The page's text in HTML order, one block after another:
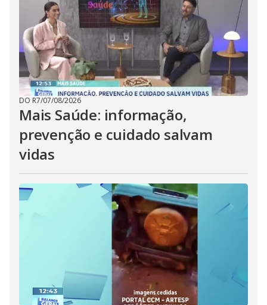
DO R7/07/08/2026
Mais Saúde: informação,
prevenção e cuidado salvam
vidas